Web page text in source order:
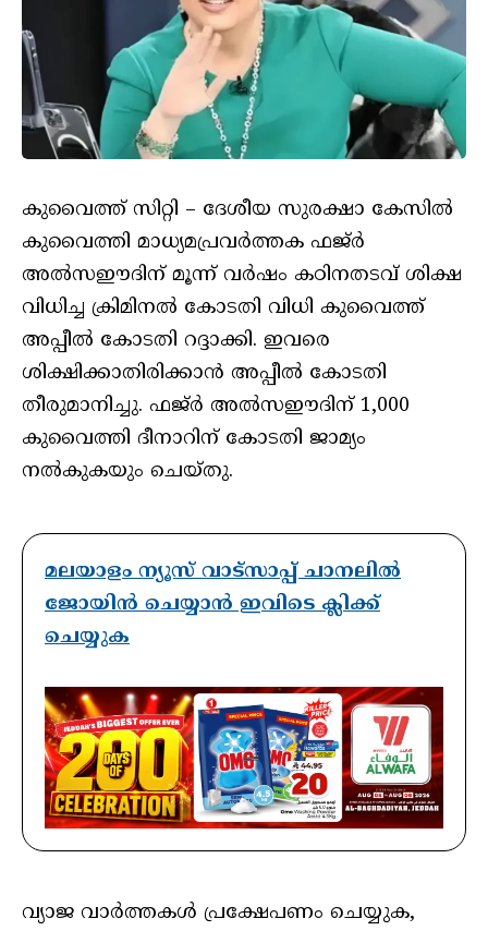
കുവൈത്ത് സിറ്റി – ദേശീയ സുരക്ഷാ കേസില്‍
കുവൈത്തി മാധ്യമപ്രവര്‍ത്തക ഫജ്ര്‍
അല്‍സഈദിന് മൂന്ന് വര്‍ഷം കഠിനതടവ് ശിക്ഷ
വിധിച്ച ക്രിമിനല്‍ കോടതി വിധി കുവൈത്ത്
അപ്പീല്‍ കോടതി റദ്ദാക്കി. ഇവരെ
ശിക്ഷിക്കാതിരിക്കാന്‍ അപ്പീല്‍ കോടതി
തീരുമാനിച്ചു. ഫജ്ര്‍ അല്‍സഈദിന് 1,000
കുവൈത്തി ദീനാറിന് കോടതി ജാമ്യം
നല്‍കുകയും ചെയ്തു.
മലയാളം ന്യൂസ് വാട്സാപ്പ് ചാനലിൽ
ജോയിൻ ചെയ്യാൻ ഇവിടെ ക്ലിക്ക്
ചെയ്യുക
വ്യാജ വാര്‍ത്തകള്‍ പ്രക്ഷേപണം ചെയ്യുക,